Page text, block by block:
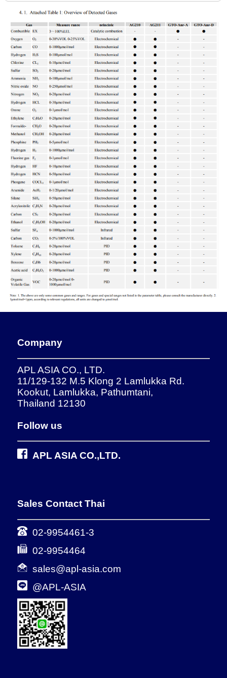
Company
APL ASIA CO., LTD.
11/129-132 M.5 Klong 2 Lamlukka Rd.
Kookut, Lamlukka, Pathumtani,
Thailand 12130
Follow us
APL ASIA CO.,LTD.
Sales Contact Thai
02-9954461-3
02-9954464
sales@apl-asia.com
@APL-ASIA